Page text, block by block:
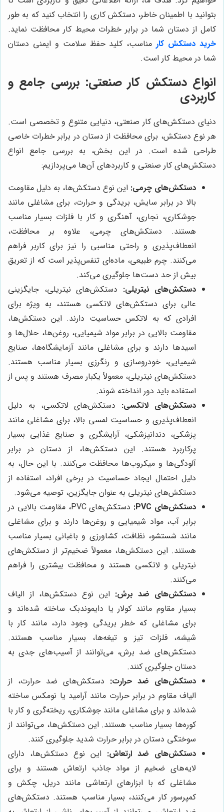
بتوانید با اطمینان خاطر، دستکش کاری را انتخاب کنید که به طور
کامل از دستان شما در برابر خطرات محیط کار محافظت نماید.
خرید دستکش‌ کارمناسب، کلید حفظ سلامت و ایمنی دستان
شما در محیط کار است.
انواع دستکش کار صنعتی: بررسی جامع و
کاربردی
دنیای دستکش‌های کار صنعتی، دنیایی متنوع و تخصصی است.
هر نوع دستکش، برای محافظت از دستان در برابر خطرات خاصی
طراحی شده است. در این بخش، به بررسی جامع انواع
دستکش‌های کار صنعتی و کاربردهای آن‌ها می‌پردازیم:
دستکش‌های چرمی: این نوع دستکش‌ها، به دلیل مقاومت
بالا در برابر سایش، بریدگی و حرارت، برای مشاغلی مانند
جوشکاری، نجاری، آهنگری و کار با فلزات بسیار مناسب
هستند. دستکش‌های چرمی، علاوه بر محافظت،
انعطاف‌پذیری و راحتی مناسبی را نیز برای کاربر فراهم
می‌کنند. چرم طبیعی، ماده‌ای تنفس‌پذیر است که از تعریق
بیش از حد دست‌ها جلوگیری می‌کند.
دستکش‌های نیتریلی: دستکش‌های نیتریلی، جایگزینی
عالی برای دستکش‌های لاتکسی هستند، به ویژه برای
افرادی که به لاتکس حساسیت دارند. این دستکش‌ها،
مقاومت بالایی در برابر مواد شیمیایی، روغن‌ها، حلال‌ها و
اسیدها دارند و برای مشاغلی مانند آزمایشگاه‌ها، صنایع
شیمیایی، خودروسازی و رنگرزی بسیار مناسب هستند.
دستکش‌های نیتریلی، معمولاً یکبار مصرف هستند و پس از
استفاده باید دور انداخته شوند.
دستکش‌های لاتکسی: دستکش‌های لاتکسی، به دلیل
انعطاف‌پذیری و حساسیت لمسی بالا، برای مشاغلی مانند
پزشکی، دندانپزشکی، آرایشگری و صنایع غذایی بسیار
پرکاربرد هستند. این دستکش‌ها، از دستان در برابر
آلودگی‌ها و میکروب‌ها محافظت می‌کنند. با این حال، به
دلیل احتمال ایجاد حساسیت در برخی افراد، استفاده از
دستکش‌های نیتریلی به عنوان جایگزین، توصیه می‌شود.
دستکش‌های PVC:
دستکش‌های PVC، مقاومت بالایی در
برابر آب، مواد شیمیایی و روغن‌ها دارند و برای مشاغلی
مانند شستشو، نظافت، کشاورزی و باغبانی بسیار مناسب
هستند. این دستکش‌ها، معمولاً ضخیم‌تر از دستکش‌های
نیتریلی و لاتکسی هستند و محافظت بیشتری را فراهم
می‌کنند.
دستکش‌های ضد برش: این نوع دستکش‌ها، از الیاف
بسیار مقاوم مانند کولار یا دایموندبک ساخته شده‌اند و
برای مشاغلی که خطر بریدگی وجود دارد، مانند کار با
شیشه، فلزات تیز و تیغه‌ها، بسیار مناسب هستند.
دستکش‌های ضد برش، می‌توانند از آسیب‌های جدی به
دستان جلوگیری کنند.
دستکش‌های ضد حرارت: دستکش‌های ضد حرارت، از
الیاف مقاوم در برابر حرارت مانند آرامید یا نومکس ساخته
شده‌اند و برای مشاغلی مانند جوشکاری، ریخته‌گری و کار با
کوره‌ها بسیار مناسب هستند. این دستکش‌ها، می‌توانند از
سوختگی دستان در برابر حرارت شدید جلوگیری کنند.
دستکش‌های ضد ارتعاش: این نوع دستکش‌ها، دارای
لایه‌های ضخیم از مواد جاذب ارتعاش هستند و برای
مشاغلی که با ابزارهای ارتعاشی مانند دریل، چکش و
کمپرسور کار می‌کنند، بسیار مناسب هستند. دستکش‌های